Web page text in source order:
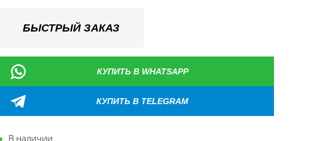
БЫСТРЫЙ ЗАКАЗ
КУПИТЬ В WHATSAPP
КУПИТЬ В TELEGRAM
В наличии